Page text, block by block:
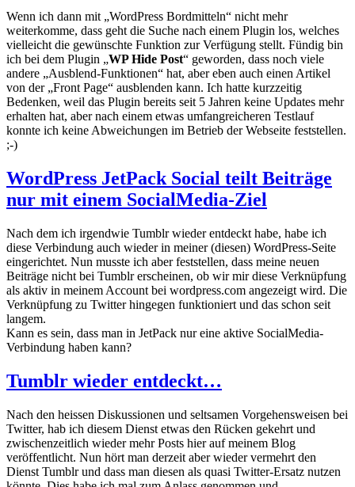
Wenn ich dann mit „WordPress Bordmitteln“ nicht mehr
weiterkomme, dass geht die Suche nach einem Plugin los, welches
vielleicht die gewünschte Funktion zur Verfügung stellt. Fündig bin
ich bei dem Plugin „WP Hide Post“ geworden, dass noch viele
andere „Ausblend-Funktionen“ hat, aber eben auch einen Artikel
von der „Front Page“ ausblenden kann. Ich hatte kurzzeitig
Bedenken, weil das Plugin bereits seit 5 Jahren keine Updates mehr
erhalten hat, aber nach einem etwas umfangreicheren Testlauf
konnte ich keine Abweichungen im Betrieb der Webseite feststellen.
;-)
WordPress JetPack Social teilt Beiträge
nur mit einem SocialMedia-Ziel
Nach dem ich irgendwie Tumblr wieder entdeckt habe, habe ich
diese Verbindung auch wieder in meiner (diesen) WordPress-Seite
eingerichtet. Nun musste ich aber feststellen, dass meine neuen
Beiträge nicht bei Tumblr erscheinen, ob wir mir diese Verknüpfung
als aktiv in meinem Account bei wordpress.com angezeigt wird. Die
Verknüpfung zu Twitter hingegen funktioniert und das schon seit
langem.
Kann es sein, dass man in JetPack nur eine aktive SocialMedia-
Verbindung haben kann?
Tumblr wieder entdeckt…
Nach den heissen Diskussionen und seltsamen Vorgehensweisen bei
Twitter, hab ich diesem Dienst etwas den Rücken gekehrt und
zwischenzeitlich wieder mehr Posts hier auf meinem Blog
veröffentlicht. Nun hört man derzeit aber wieder vermehrt den
Dienst Tumblr und dass man diesen als quasi Twitter-Ersatz nutzen